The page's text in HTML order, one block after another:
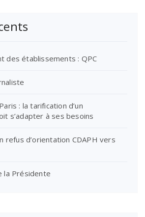
des établissements : QPC
: la tarification d’un
s’adapter à ses besoins
refus d’orientation CDAPH vers
la Présidente